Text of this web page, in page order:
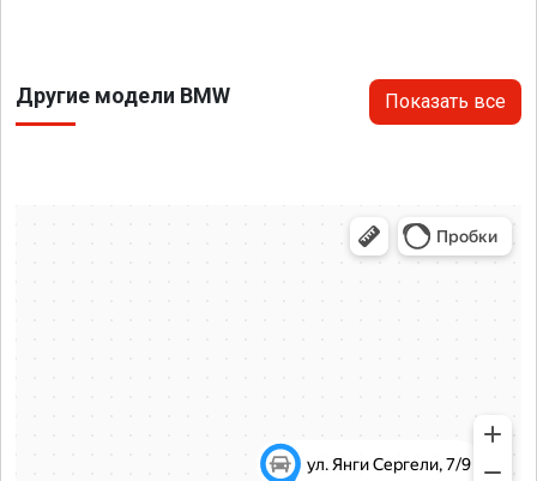
Другие модели BMW Показать все